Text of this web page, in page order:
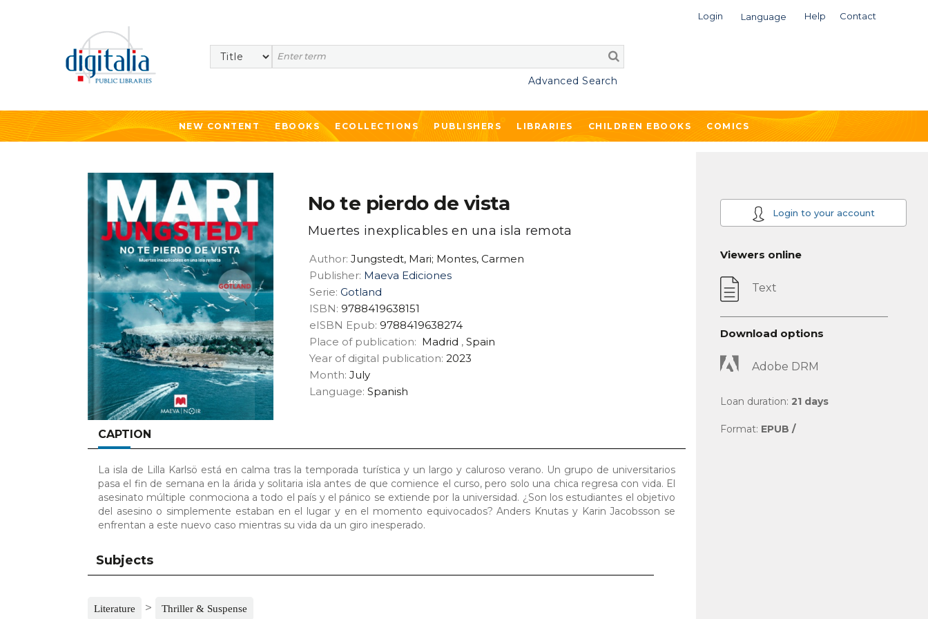
Login Language Help Contact
Search
Advanced Search
NEW CONTENT EBOOKS ECOLLECTIONS PUBLISHERS LIBRARIES CHILDREN EBOOKS COMICS
No te pierdo de vista
Muertes inexplicables en una isla remota
Author: Jungstedt, Mari; Montes, Carmen
Publisher: Maeva Ediciones
Serie: Gotland
ISBN: 9788419638151
eISBN Epub: 9788419638274
Place of publication: Madrid , Spain
Year of digital publication: 2023
Month: July
Language: Spanish
CAPTION
La isla de Lilla Karlsö está en calma tras la temporada turística y un largo y caluroso verano. Un grupo de universitarios
pasa el fin de semana en la árida y solitaria isla antes de que comience el curso, pero solo una chica regresa con vida. El
asesinato múltiple conmociona a todo el país y el pánico se extiende por la universidad. ¿Son los estudiantes el objetivo
del asesino o simplemente estaban en el lugar y en el momento equivocados? Anders Knutas y Karin Jacobsson se
enfrentan a este nuevo caso mientras su vida da un giro inesperado.
Subjects
Literature > Thriller & Suspense
Login to your account
Viewers online
Text
Download options
Adobe DRM
Loan duration: 21 days
Format: EPUB /